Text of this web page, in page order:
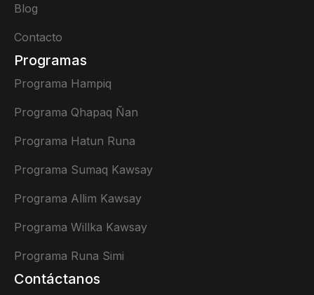
Blog
Contacto
Programas
Programa Hampiq
Programa Qhapaq Ñan
Programa Hatun Runa
Programa Sumaq Kawsay
Programa Allim Kawsay
Programa Willka Kawsay
Programa Runa Simi
Contáctanos